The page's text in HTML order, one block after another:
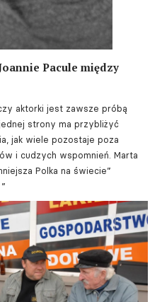
Pacule między
aktorki jest zawsze próbą
strony ma przybliżyć
jak wiele pozostaje poza
i cudzych wspomnień. Marta
Polka na świecie”